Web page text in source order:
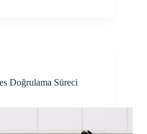
Doğrulama Süreci